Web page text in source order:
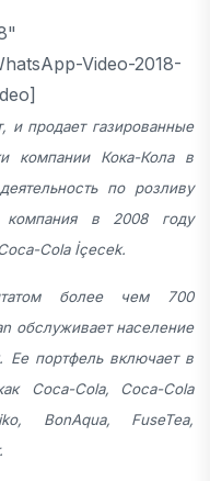
Video-2018-
video]
и продает газированные
компании Кока-Кола в
по розливу
в 2008 году
Cola İçecek.
более чем 700
обслуживает население
. Ее портфель включает в
Coca-Cola, Coca-Cola
, BonAqua, FuseTea,
.